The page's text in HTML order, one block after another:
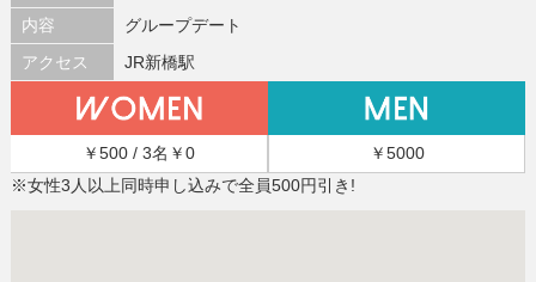
内容
グループデート
アクセス
JR新橋駅
￥500 / 3名￥0
￥5000
※女性3人以上同時申し込みで全員500円引き!